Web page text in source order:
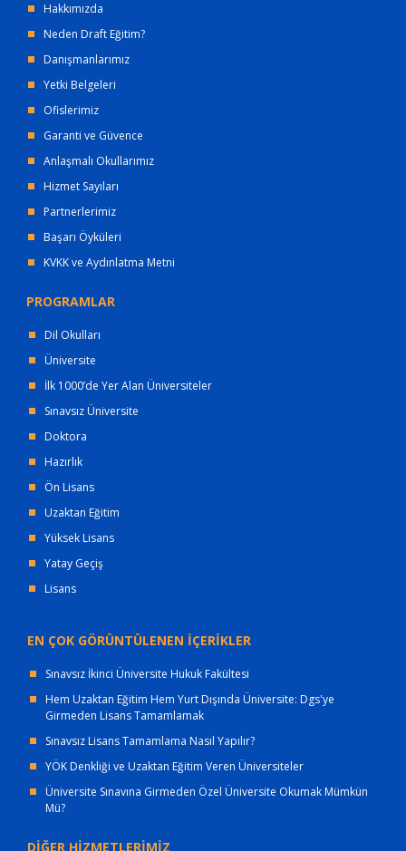
Hakkımızda
Neden Draft Eğitim?
Danışmanlarımız
Yetki Belgeleri
Ofislerimiz
Garanti ve Güvence
Anlaşmalı Okullarımız
Hizmet Sayıları
Partnerlerimiz
Başarı Öyküleri
KVKK ve Aydınlatma Metni
PROGRAMLAR
Dil Okulları
Üniversite
İlk 1000’de Yer Alan Üniversiteler
Sınavsız Üniversite
Doktora
Hazırlık
Ön Lisans
Uzaktan Eğitim
Yüksek Lisans
Yatay Geçiş
Lisans
EN ÇOK GÖRÜNTÜLENEN İÇERİKLER
Sınavsız İkinci Üniversite Hukuk Fakültesi
Hem Uzaktan Eğitim Hem Yurt Dışında Üniversite: Dgs'ye
Girmeden Lisans Tamamlamak
Sınavsız Lisans Tamamlama Nasıl Yapılır?
YÖK Denkliği ve Uzaktan Eğitim Veren Üniversiteler
Üniversite Sınavına Girmeden Özel Üniversite Okumak Mümkün
Mü?
DİĞER HİZMETLERİMİZ